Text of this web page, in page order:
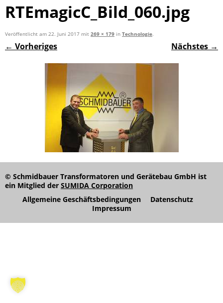
RTEmagicC_Bild_060.jpg
Veröffentlicht am 22. Juni 2017 mit 269 × 179 in Technologie.
← Vorheriges Nächstes →
© Schmidbauer Transformatoren und Gerätebau GmbH ist
ein Mitglied der SUMIDA Corporation
Allgemeine Geschäftsbedingungen
Datenschutz
Impressum